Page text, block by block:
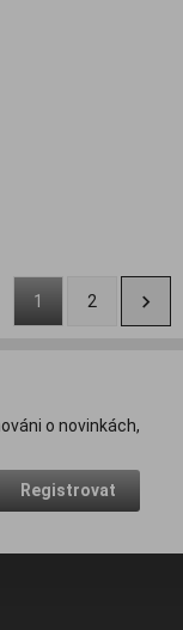
1 2
o novinkách,
Registrovat